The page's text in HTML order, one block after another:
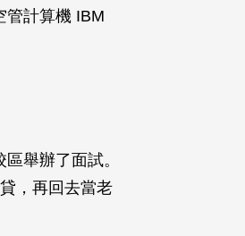
管計算機 IBM
舉辦了面試。
，再回去當老